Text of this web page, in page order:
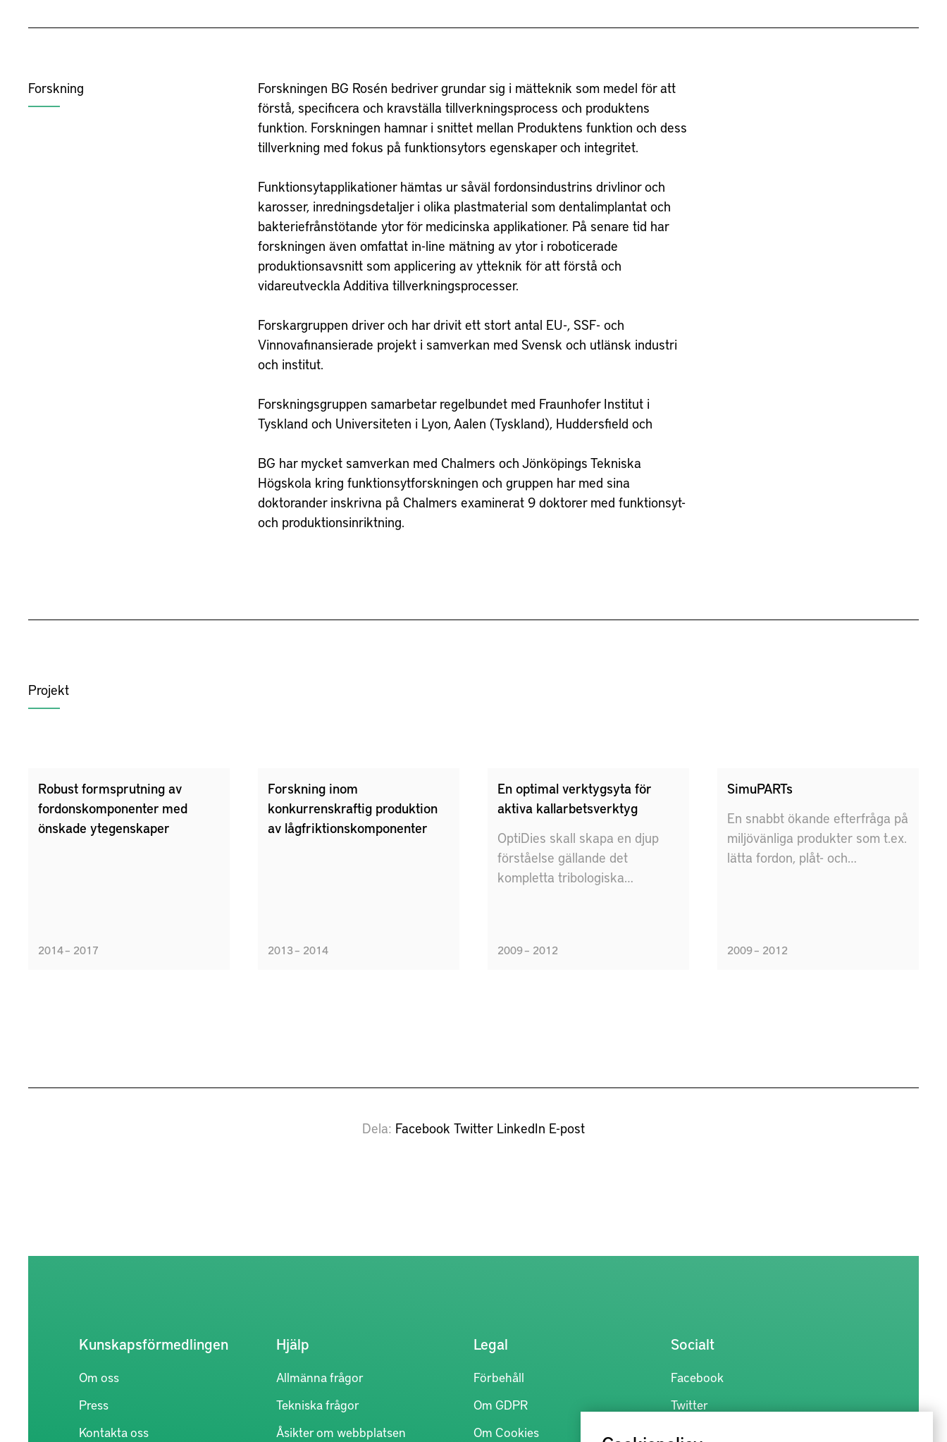
Forskning
Forskningen BG Rosén bedriver grundar sig i mätteknik som medel för att
förstå, specificera och kravställa tillverkningsprocess och produktens
funktion. Forskningen hamnar i snittet mellan Produktens funktion och dess
tillverkning med fokus på funktionsytors egenskaper och integritet.
Funktionsytapplikationer hämtas ur såväl fordonsindustrins drivlinor och
karosser, inredningsdetaljer i olika plastmaterial som dentalimplantat och
bakteriefrånstötande ytor för medicinska applikationer. På senare tid har
forskningen även omfattat in-line mätning av ytor i roboticerade
produktionsavsnitt som applicering av ytteknik för att förstå och
vidareutveckla Additiva tillverkningsprocesser.
Forskargruppen driver och har drivit ett stort antal EU-, SSF- och
Vinnovafinansierade projekt i samverkan med Svensk och utlänsk industri
och institut.
Forskningsgruppen samarbetar regelbundet med Fraunhofer Institut i
Tyskland och Universiteten i Lyon, Aalen (Tyskland), Huddersfield och
BG har mycket samverkan med Chalmers och Jönköpings Tekniska
Högskola kring funktionsytforskningen och gruppen har med sina
doktorander inskrivna på Chalmers examinerat 9 doktorer med funktionsyt-
och produktionsinriktning.
Projekt
Robust formsprutning av
fordonskomponenter med
önskade ytegenskaper
2014 – 2017
Forskning inom
konkurrenskraftig produktion
av lågfriktionskomponenter
2013 – 2014
En optimal verktygsyta för
aktiva kallarbetsverktyg
OptiDies skall skapa en djup
förståelse gällande det
kompletta tribologiska
verktygsmaterial, nya
2009 – 2012
SimuPARTs
En snabbt ökande efterfråga på
miljövänliga produkter som t.ex.
lätta fordon, plåt- och
kommande åren. Men, ett antal
2009 – 2012
Dela Facebook Twitter LinkedIn E-post
Kunskapsförmedlingen
Om oss
Press
Kontakta oss
Hjälp
Allmänna frågor
Tekniska frågor
Åsikter om webbplatsen
Legal
Förbehåll
Om GDPR
Om Cookies
Socialt
Facebook
Twitter